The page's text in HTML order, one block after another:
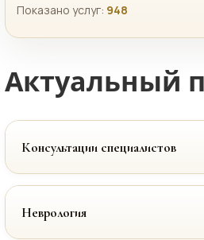
Показано услуг: 948
Актуальный
Консультации специалистов
Неврология